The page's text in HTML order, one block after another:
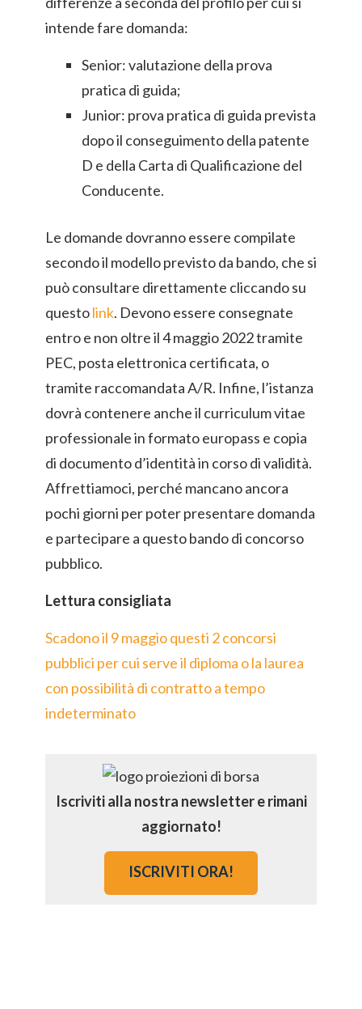
intende fare domanda:
Senior: valutazione della prova
pratica di guida;
Junior: prova pratica di guida prevista
dopo il conseguimento della patente
D e della Carta di Qualificazione del
Conducente.
Le domande dovranno essere compilate
secondo il modello previsto da bando, che si
può consultare direttamente cliccando su
questolink. Devono essere consegnate
entro e non oltre il 4 maggio 2022 tramite
PEC, posta elettronica certificata, o
tramite raccomandata A/R. Infine, l’istanza
dovrà contenere anche il curriculum vitae
professionale in formato europass e copia
di documento d’identità in corso di validità.
Affrettiamoci, perché mancano ancora
pochi giorni per poter presentare domanda
e partecipare a questo bando di concorso
pubblico.
Lettura consigliata
Scadono il 9 maggio questi 2 concorsi
pubblici per cui serve il diploma o la laurea
con possibilità di contratto a tempo
indeterminato
Iscriviti alla nostra newsletter e rimani
aggiornato!
ISCRIVITI ORA!